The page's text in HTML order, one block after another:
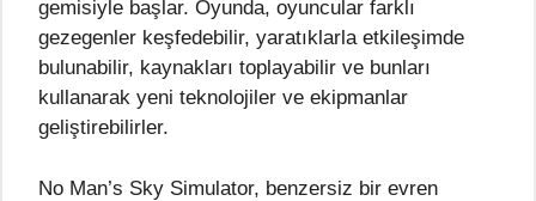
gemisiyle başlar. Oyunda, oyuncular farklı
gezegenler keşfedebilir, yaratıklarla etkileşimde
bulunabilir, kaynakları toplayabilir ve bunları
kullanarak yeni teknolojiler ve ekipmanlar
geliştirebilirler.
No Man’s Sky Simulator, benzersiz bir evren